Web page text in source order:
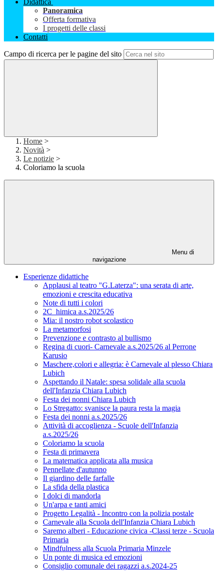
Didattica
Panoramica
Offerta formativa
I progetti delle classi
Contatti
Campo di ricerca per le pagine del sito
Home >
Novità >
Le notizie >
Coloriamo la scuola
Menu di
navigazione
Esperienze didattiche
Applausi al teatro "G.Laterza": una serata di arte,
emozioni e crescita educativa
Note di tutti i colori
2C_himica a.s.2025/26
Mia: il nostro robot scolastico
La metamorfosi
Prevenzione e contrasto al bullismo
Regina di cuori- Carnevale a.s.2025/26 al Perrone
Karusio
Maschere,colori e allegria: è Carnevale al plesso Chiara
Lubich
Aspettando il Natale: spesa solidale alla scuola
dell'Infanzia Chiara Lubich
Festa dei nonni Chiara Lubich
Lo Stregatto: svanisce la paura resta la magia
Festa dei nonni a.s.2025/26
Attività di accoglienza - Scuole dell'Infanzia
a.s.2025/26
Coloriamo la scuola
Festa di primavera
La matematica applicata alla musica
Pennellate d'autunno
Il giardino delle farfalle
La sfida della plastica
I dolci di mandorla
Un'arpa e tanti amici
Progetto Legalità - Incontro con la polizia postale
Carnevale alla Scuola dell'Infanzia Chiara Lubich
Saremo alberi - Educazione civica -Classi terze - Scuola
Primaria
Mindfulness alla Scuola Primaria Minzele
Un ponte di musica ed emozioni
Consiglio comunale dei ragazzi a.s.2024-25